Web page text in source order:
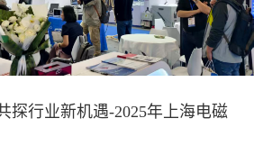
探行业新机遇-2025年上海电磁